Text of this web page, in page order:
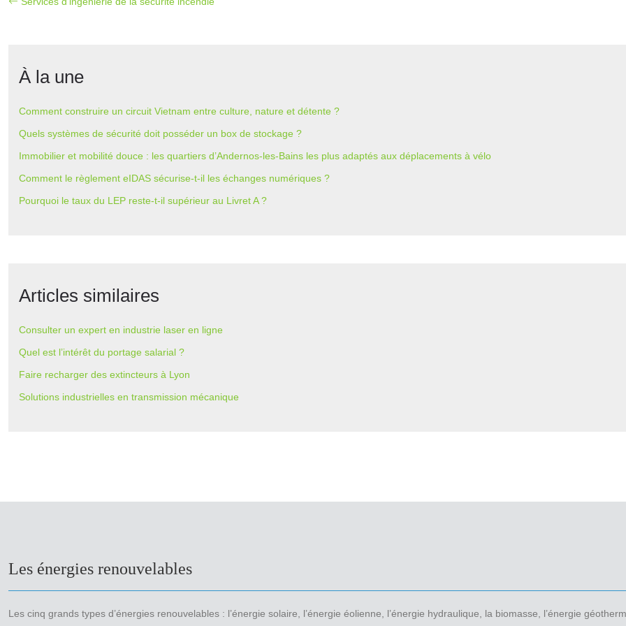
À la une
Comment construire un circuit Vietnam entre culture, nature et détente ?
Quels systèmes de sécurité doit posséder un box de stockage ?
Immobilier et mobilité douce : les quartiers d’Andernos-les-Bains les plus adaptés aux déplacements à vélo
Comment le règlement eIDAS sécurise-t-il les échanges numériques ?
Pourquoi le taux du LEP reste-t-il supérieur au Livret A ?
Articles similaires
Consulter un expert en industrie laser en ligne
Quel est l’intérêt du portage salarial ?
Faire recharger des extincteurs à Lyon
Solutions industrielles en transmission mécanique
Les énergies renouvelables
Les cinq grands types d’énergies renouvelables : l’énergie solaire, l’énergie éolienne, l’énergie hydraulique, la biomasse, l’énergie